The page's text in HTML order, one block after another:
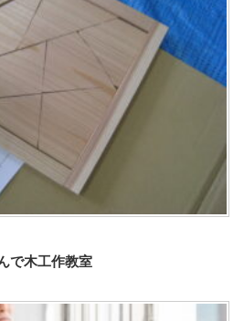
で木工作教室